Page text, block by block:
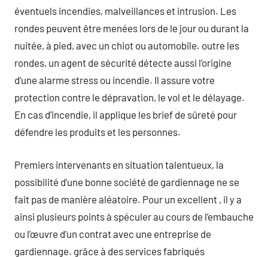
éventuels incendies, malveillances et intrusion. Les
rondes peuvent être menées lors de le jour ou durant la
nuitée, à pied, avec un chiot ou automobile. outre les
rondes, un agent de sécurité détecte aussi l’origine
d’une alarme stress ou incendie. Il assure votre
protection contre le dépravation, le vol et le délayage.
En cas d’incendie, il applique les brief de sûreté pour
défendre les produits et les personnes.
Premiers intervenants en situation talentueux, la
possibilité d’une bonne société de gardiennage ne se
fait pas de manière aléatoire. Pour un excellent , il y a
ainsi plusieurs points à spéculer au cours de l’embauche
ou l’œuvre d’un contrat avec une entreprise de
gardiennage. grâce à des services fabriqués